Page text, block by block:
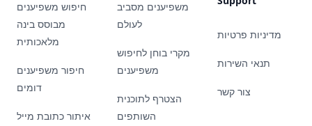
חיפוש משפיענים
מבוסס בינה
מלאכותית
חיפור משפיענים
דומים
איתור כתובת מייל
משפיענים מסביב
לעולם
מקרי בוחן לחיפוש
משפיענים
הצטרף לתוכנית
השותפים
מדיניות פרטיות
תנאי השירות
צור קשר